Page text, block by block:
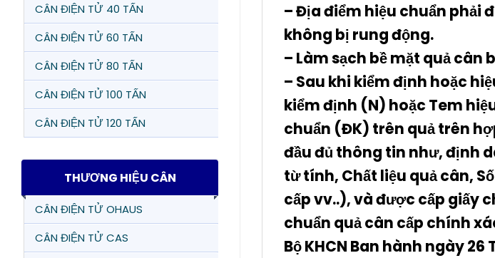
CÂN ĐIỆN TỬ 40 TẤN
CÂN ĐIỆN TỬ 60 TẤN
CÂN ĐIỆN TỬ 80 TẤN
CÂN ĐIỆN TỬ 100 TẤN
CÂN ĐIỆN TỬ 120 TẤN
THƯƠNG HIỆU CÂN
CÂN ĐIỆN TỬ OHAUS
CÂN ĐIỆN TỬ CAS
– Địa điểm hiệu chuẩn phải
không bị rung động.
– Làm sạch bề mặt quả
– Sau khi kiểm định hoặc
kiểm định (N) hoặc Tem
chuẩn (ĐK) trên quả trên
đầu đủ thông tin như, định
từ tính, Chất liệu quả cân,
cấp vv..), và được cấp giấy
chuẩn quả cân cấp chính
Bộ KHCN Ban hành ngày 26